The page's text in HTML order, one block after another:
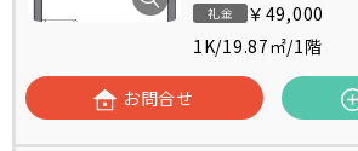
礼金
￥49,000
1K/19.87㎡/1階
お問合せ